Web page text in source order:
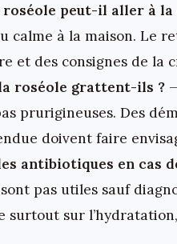
roséole peut-il aller à la
calme à la maison. Le
et des consignes de la
roséole grattent-ils ?
prurigineuses. Des
doivent faire
antibiotiques en cas
pas utiles sauf
surtout sur